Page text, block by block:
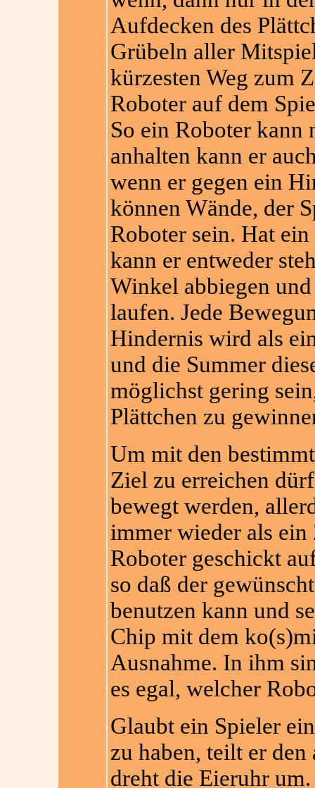
Aufdecken des
Grübeln aller
kürzesten Weg zum
Roboter auf dem
So ein Roboter kann
anhalten kann er
wenn er gegen ein
können Wände, der
Roboter sein. Hat
kann er entweder
Winkel abbiegen
laufen. Jede
Hindernis wird als
und die Summer
möglichst gering
Plättchen zu
Um mit den
Ziel zu erreichen
bewegt werden,
immer wieder als
Roboter geschickt
so daß der
benutzen kann und
Chip mit dem
Ausnahme. In ihm
es egal, welcher
Glaubt ein Spieler
zu haben, teilt er
dreht die Eieruhr